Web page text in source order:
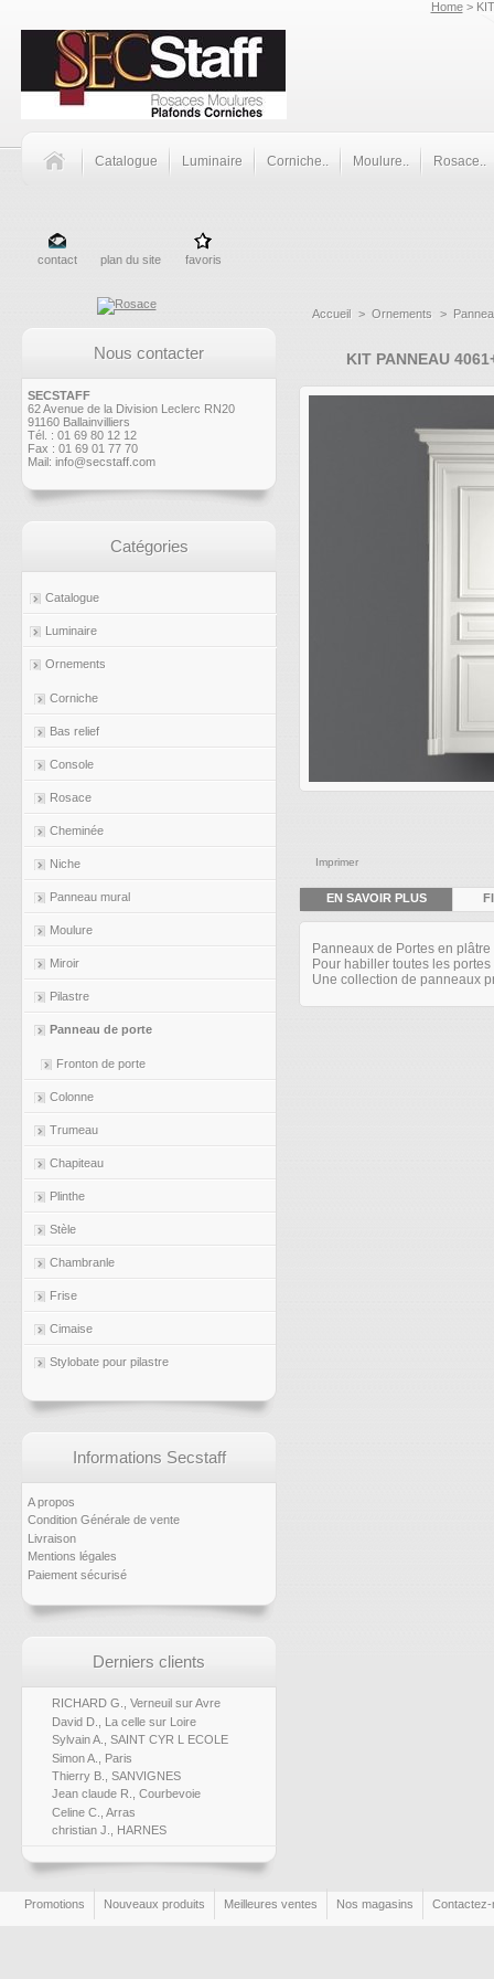
Home> KIT
Catalogue Luminaire Corniche.. Moulure.. Rosace..
contact plan du site favoris
Nous contacter
SECSTAFF
62 Avenue de la Division Leclerc RN20
91160 Ballainvilliers
Tél. : 01 69 80 12 12
Fax : 01 69 01 77 70
Mail: info@secstaff.com
Catégories
Catalogue
Luminaire
Ornements
Corniche
Bas relief
Console
Rosace
Cheminée
Niche
Panneau mural
Moulure
Miroir
Pilastre
Panneau de porte
Fronton de porte
Colonne
Trumeau
Chapiteau
Plinthe
Stèle
Chambranle
Frise
Cimaise
Stylobate pour pilastre
Informations Secstaff
A propos
Condition Générale de vente
Livraison
Mentions légales
Paiement sécurisé
Derniers clients
RICHARD G., Verneuil sur Avre
David D., La celle sur Loire
Sylvain A., SAINT CYR L ECOLE
Simon A., Paris
Thierry B., SANVIGNES
Jean claude R., Courbevoie
Celine C., Arras
christian J., HARNES
Accueil > Ornements >
KIT PANNEAU
Imprimer
EN SAVOIR PLUS
Panneaux de Portes en plâtre
Pour habiller toutes les
Une collection de panneaux
Promotions Nouveaux produits Meilleures ventes Nos magasins Contactez-